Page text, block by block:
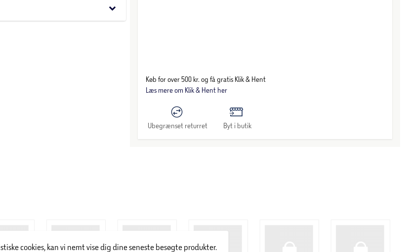
keyboard_arrow_down
Køb for over 500 kr. og få gratis Klik & Hent
Læs mere om Klik & Hent her
Ubegrænset returret Byt i butik
cookies, kan vi nemt vise dig dine seneste besøgte produkter.